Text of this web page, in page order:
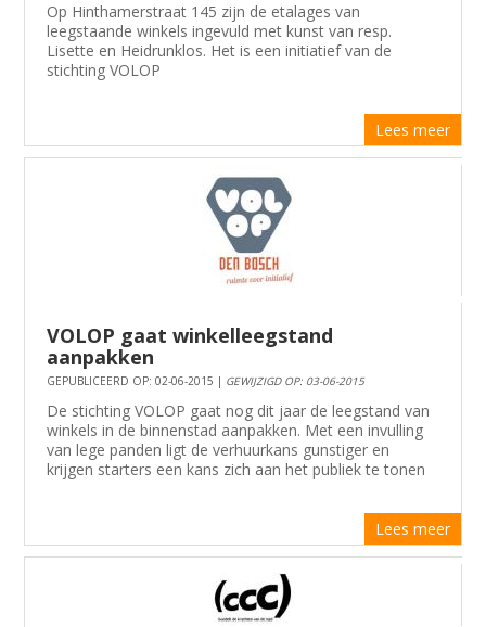
Op Hinthamerstraat 145 zijn de etalages van
leegstaande winkels ingevuld met kunst van resp.
Lisette en Heidrunklos. Het is een initiatief van de
stichting VOLOP
Lees meer
VOLOP gaat winkelleegstand
aanpakken
GEPUBLICEERD OP: 02-06-2015 | GEWIJZIGD OP: 03-06-2015
De stichting VOLOP gaat nog dit jaar de leegstand van
winkels in de binnenstad aanpakken. Met een invulling
van lege panden ligt de verhuurkans gunstiger en
krijgen starters een kans zich aan het publiek te tonen
Lees meer